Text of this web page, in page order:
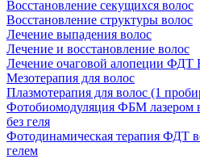
Восстановление секущихся волос
Восстановление структуры волос
Лечение выпадения волос
Лечение и восстановление волос
Лечение очаговой алопеции
Мезотерапия для волос
Плазмотерапия для волос (1
Фотобиомодуляция ФБМ лазером
без геля
Фотодинамическая терапия ФДТ
гелем